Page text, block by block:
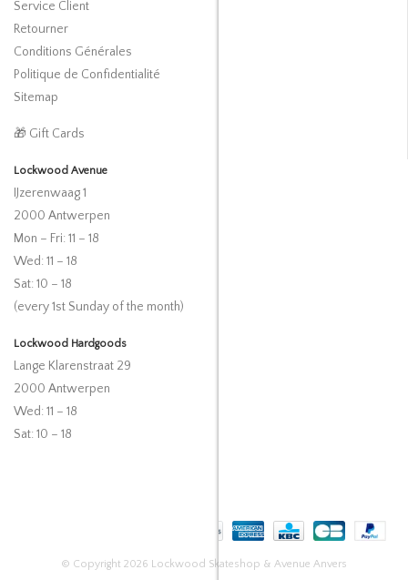
Service Client
Retourner
Conditions Générales
Politique de Confidentialité
Sitemap
🎁 Gift Cards
Lockwood Avenue
IJzerenwaag 1
2000 Antwerpen
Mon – Fri: 11 – 18
Wed: 11 – 18
Sat: 10 – 18
(every 1st Sunday of the month)
Lockwood Hardgoods
Lange Klarenstraat 29
2000 Antwerpen
Wed: 11 – 18
Sat: 10 – 18
© Copyright 2026 Lockwood Skateshop & Avenue Anvers